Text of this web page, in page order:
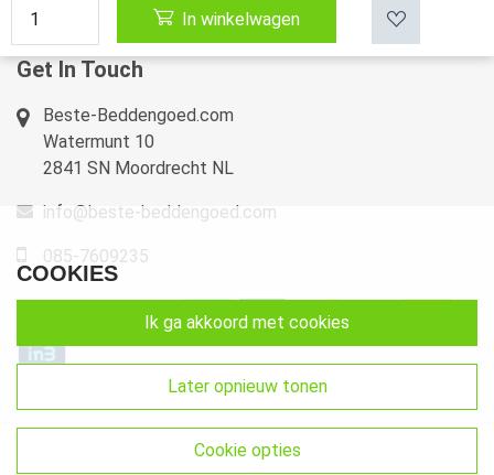
In winkelwagen
Sitemap
Get In Touch
Beste-Beddengoed.com
Watermunt 10
2841 SN Moordrecht NL
info@beste-beddengoed.com
085-7609235
COOKIES
ik ga akkoord met cookies
later opnieuw tonen
cookie opties